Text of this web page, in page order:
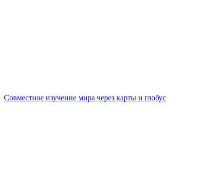
Совместное изучение мира через карты и глобус